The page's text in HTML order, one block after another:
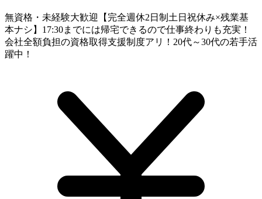
無資格・未経験大歓迎【完全週休2日制土日祝休み×残業基
本ナシ】17:30までには帰宅できるので仕事終わりも充実！
会社全額負担の資格取得支援制度アリ！20代～30代の若手活
躍中！